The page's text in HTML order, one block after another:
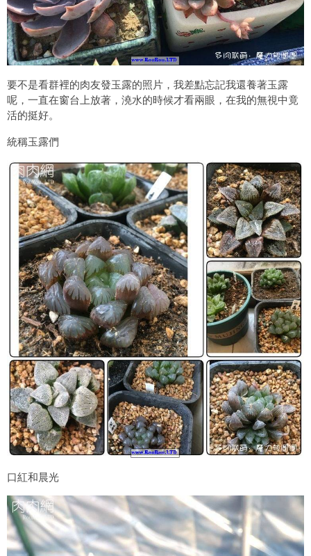
要不是看群裡的肉友發玉露的照片，我差點忘記我還養著玉露
呢，一直在窗台上放著，澆水的時候才看兩眼，在我的無視中竟
活的挺好。
統稱玉露們
口紅和晨光